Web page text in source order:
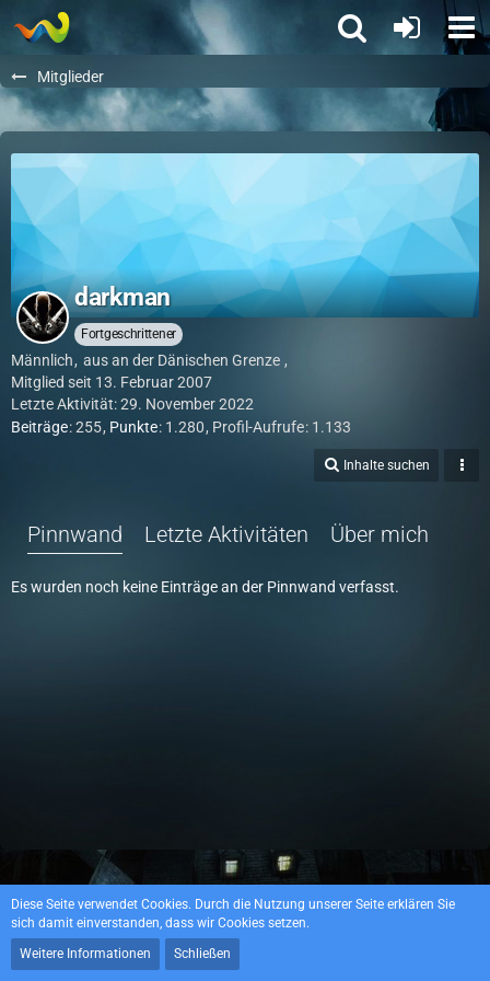
Mitglieder
darkman
Fortgeschrittener
Männlich
aus an der Dänischen Grenze
Mitglied seit 13. Februar 2007
Letzte Aktivität:29. November 2022
Beiträge 255 Punkte 1.280 Profil-Aufrufe 1.133
Inhalte suchen
Pinnwand Letzte Aktivitäten Über mich
Es wurden noch keine Einträge an der Pinnwand verfasst.
Diese Seite verwendet Cookies. Durch die Nutzung unserer Seite erklären Sie
sich damit einverstanden, dass wir Cookies setzen.
Weitere Informationen
Schließen